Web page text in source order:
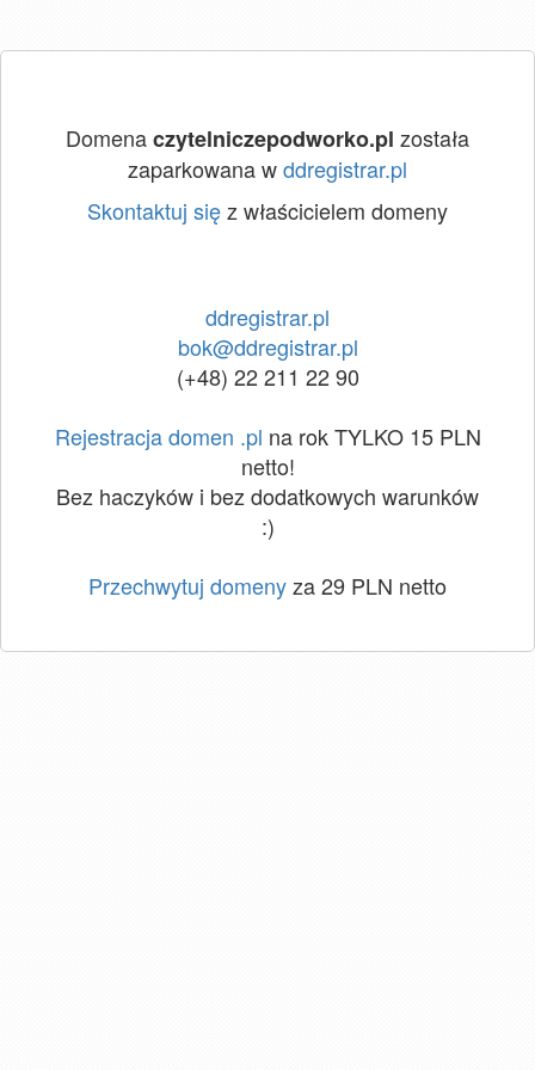
Domenaczytelniczepodworko.pl została
zaparkowana wddregistrar.pl
Skontaktuj sięz właścicielem domeny
ddregistrar.pl
bok@ddregistrar.pl
(+48) 22 211 22 90
Rejestracja domen .pl na rok TYLKO 15 PLN
netto!
Bez haczyków i bez dodatkowych warunków
:)
Przechwytuj domenyza 29 PLN netto